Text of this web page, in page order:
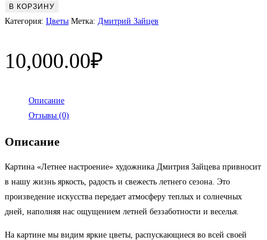
товара
Летнее
В КОРЗИНУ
Категория: Цветы Метка: Дмитрий Зайцев
10,000.00₽
Описание
Отзывы (0)
Описание
Картина «Летнее настроение» художника Дмитрия Зайцева привносит
в нашу жизнь яркость, радость и свежесть летнего сезона. Это
произведение искусства передает атмосферу теплых и солнечных
дней, наполняя нас ощущением летней беззаботности и веселья.
На картине мы видим яркие цветы, распускающиеся во всей своей